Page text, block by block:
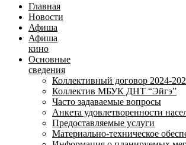
Главная
Новости
Афиша
Афиша
кино
Основные
сведения
Коллективный договор 2024-
Коллектив МБУК ДНТ “Эйгэ”
Часто задаваемые вопросы
Анкета удовлетворенности
Предоставляемые услуги
Материально-техническое